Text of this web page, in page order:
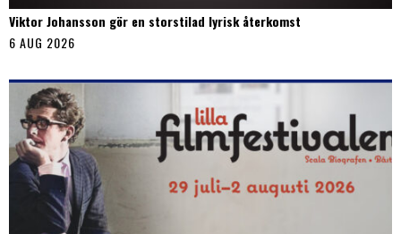
Viktor Johansson gör en storstilad lyrisk återkomst
6 AUG 2026